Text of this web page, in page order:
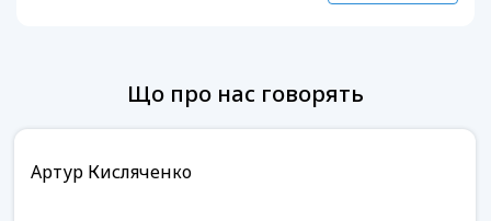
Що про нас говорять
Артур Кисляченко